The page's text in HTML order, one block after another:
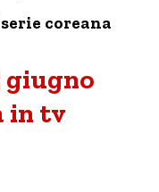
coreana
giugno
in tv